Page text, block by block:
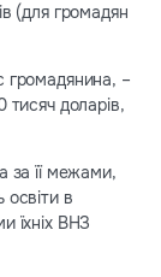
(для громадян
громадянина, –
тисяч доларів,
за її межами,
в
їхніх ВНЗ